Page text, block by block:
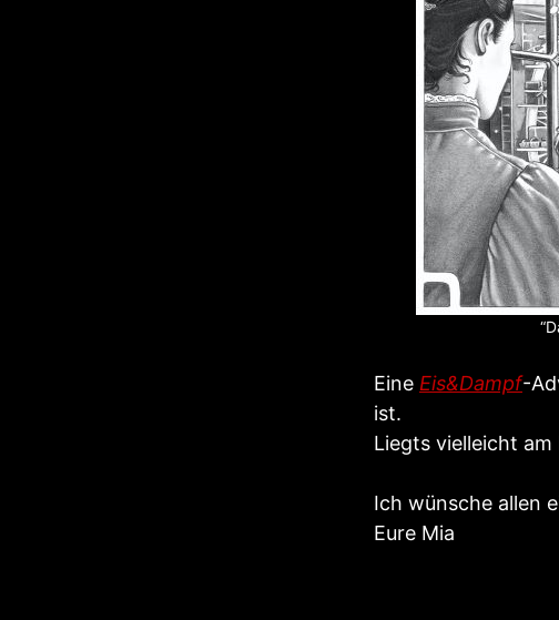
Eine Eis&Dampf-
ist.
Liegts vielleicht am
Ich wünsche allen
Eure Mia